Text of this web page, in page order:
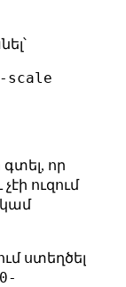
scale
որ
ուզում
կամ
ստեղծել